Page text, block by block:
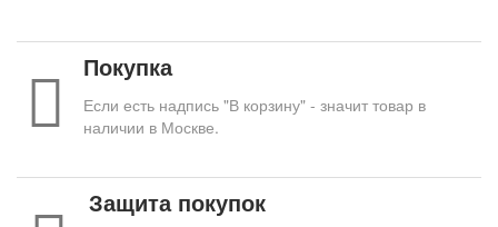
Покупка
Если есть надпись "В корзину" - значит товар в
наличии в Москве.
Защита покупок